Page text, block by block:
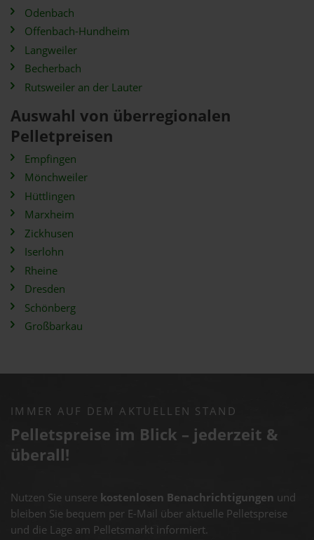
Odenbach
Offenbach-Hundheim
Langweiler
Becherbach
Rutsweiler an der Lauter
Auswahl von überregionalen
Pelletpreisen
Empfingen
Mönchweiler
Hüttlingen
Marxheim
Zickhusen
Iserlohn
Rheine
Dresden
Schönberg
Großbarkau
IMMER AUF DEM AKTUELLEN STAND
Pelletspreise im Blick – jederzeit &
überall!
Nutzen Sie unsere kostenlosen Benachrichtigungen und
bleiben Sie bequem per E-Mail über aktuelle Pelletspreise
und die Lage am Pelletsmarkt informiert.